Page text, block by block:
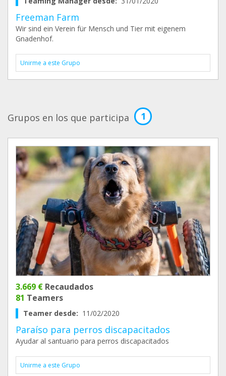
Freeman Farm
Wir sind ein Verein für Mensch und Tier mit eigenem
Gnadenhof.
Unirme a este Grupo
Grupos en los que participa 1
3.669 € Recaudados
81 Teamers
Teamer desde: 11/02/2020
Paraíso para perros discapacitados
Ayudar al santuario para perros discapacitados
Unirme a este Grupo